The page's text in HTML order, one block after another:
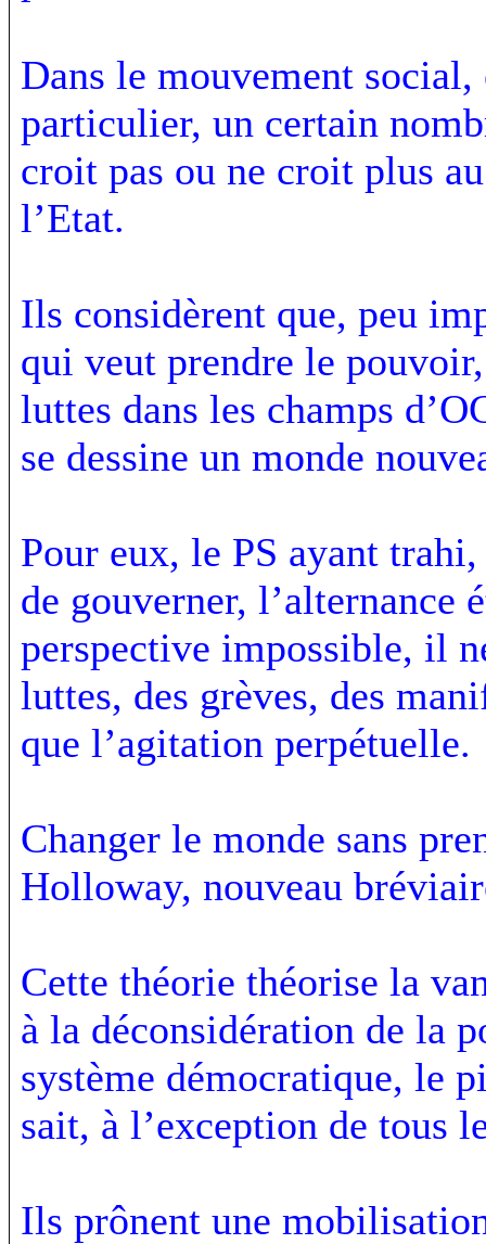
Dans le mouvement
particulier, un certain
croit pas ou ne croit plus
l’Etat.
Ils considèrent que, peu
qui veut prendre le
luttes dans les champs
se dessine un monde
Pour eux, le PS ayant
de gouverner, l’alternance
perspective impossible, il
luttes, des grèves, des
que l’agitation perpétuelle.
Changer le monde sans
Holloway, nouveau
Cette théorie théorise la
à la déconsidération de la
système démocratique, le
sait, à l’exception de tous
Ils prônent une